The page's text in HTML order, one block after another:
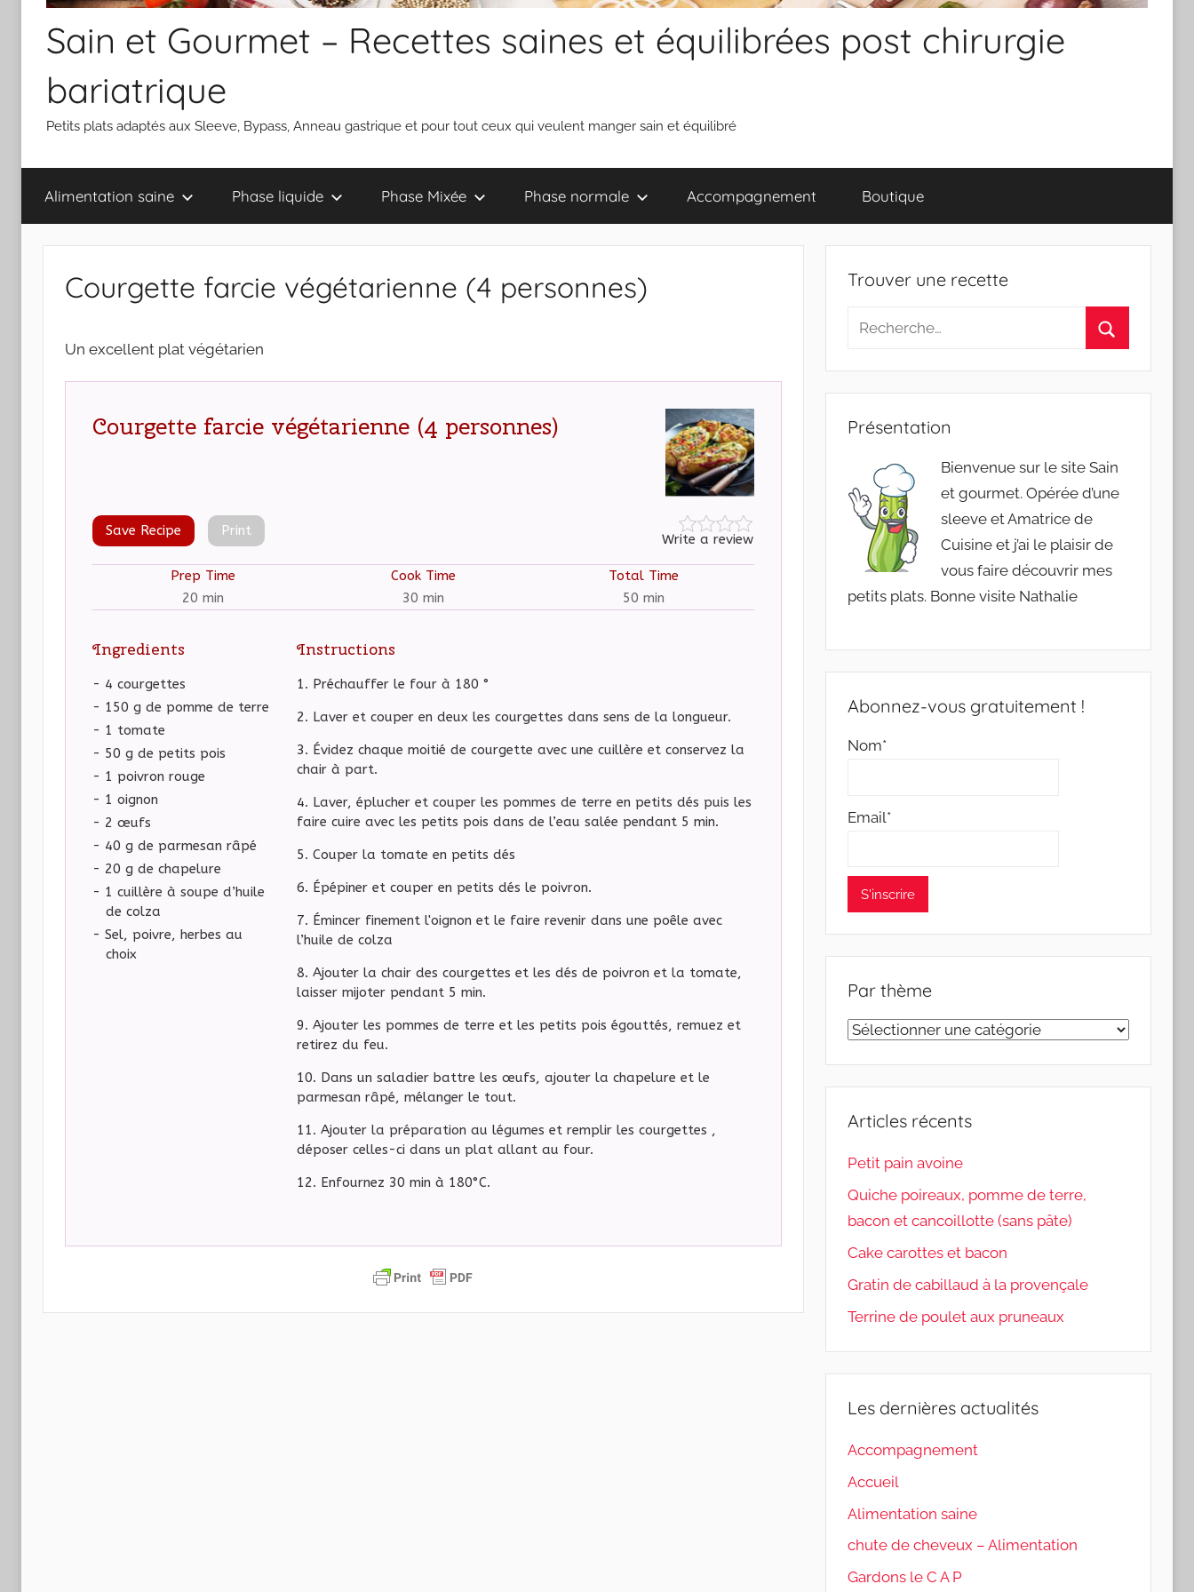
Sain et Gourmet – Recettes saines et équilibrées post chirurgie
bariatrique
Petits plats adaptés aux Sleeve, Bypass, Anneau gastrique et pour tout ceux qui veulent manger sain et équilibré
Alimentation saine Phase liquide Phase Mixée Phase normale Accompagnement Boutique
Courgette farcie végétarienne (4 personnes)
Un excellent plat végétarien
Courgette farcie végétarienne (4 personnes)
Write a review
Save Recipe Print
Prep Time
20 min
Cook Time
30 min
Total Time
50 min
Ingredients
- 4 courgettes
- 150 g de pomme de terre
- 1 tomate
- 50 g de petits pois
- 1 poivron rouge
- 1 oignon
- 2 œufs
- 40 g de parmesan râpé
- 20 g de chapelure
- 1 cuillère à soupe d’huile
de colza
- Sel, poivre, herbes au
choix
Instructions
Préchauffer le four à 180 °
Laver et couper en deux les courgettes dans sens de la longueur.
Évidez chaque moitié de courgette avec une cuillère et conservez la
chair à part.
Laver, éplucher et couper les pommes de terre en petits dés puis les
faire cuire avec les petits pois dans de l’eau salée pendant 5 min.
Couper la tomate en petits dés
Épépiner et couper en petits dés le poivron.
Émincer finement l'oignon et le faire revenir dans une poêle avec
l’huile de colza
Ajouter la chair des courgettes et les dés de poivron et la tomate,
laisser mijoter pendant 5 min.
Ajouter les pommes de terre et les petits pois égouttés, remuez et
retirez du feu.
Dans un saladier battre les œufs, ajouter la chapelure et le
parmesan râpé, mélanger le tout.
Ajouter la préparation au légumes et remplir les courgettes ,
déposer celles-ci dans un plat allant au four.
Enfournez 30 min à 180°C.
Trouver une recette
Recherche
:
Présentation
Bienvenue sur le site Sain
et gourmet. Opérée d’une
sleeve et Amatrice de
Cuisine et j’ai le plaisir de
vous faire découvrir mes
petits plats. Bonne visite Nathalie
Abonnez-vous gratuitement !
Nom*
Email*
Par thème
Par
Articles récents
Petit pain avoine
Quiche poireaux, pomme de terre,
bacon et cancoillotte (sans pâte)
Cake carottes et bacon
Gratin de cabillaud à la provençale
Terrine de poulet aux pruneaux
Les dernières actualités
Accompagnement
Accueil
Alimentation saine
chute de cheveux – Alimentation
Gardons le C A P